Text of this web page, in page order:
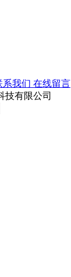
系我们 在线留言
技有限公司